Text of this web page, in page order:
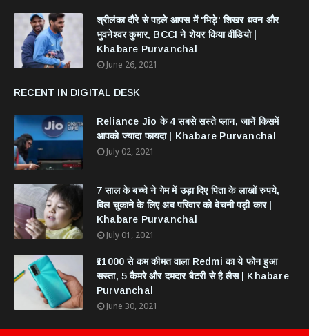
श्रीलंका दौरे से पहले आपस में 'भिड़े' शिखर धवन और
भुवनेश्वर कुमार, BCCI ने शेयर किया वीडियो |
Khabare Purvanchal
June 26, 2021
RECENT IN DIGITAL DESK
Reliance Jio के 4 सबसे सस्ते प्लान, जानें किसमें
आपको ज्यादा फायदा | Khabare Purvanchal
July 02, 2021
7 साल के बच्चे ने गेम में उड़ा दिए पिता के लाखों रुपये,
बिल चुकाने के लिए अब परिवार को बेचनी पड़ी कार |
Khabare Purvanchal
July 01, 2021
₹11000 से कम कीमत वाला Redmi का ये फोन हुआ
सस्ता, 5 कैमरे और दमदार बैटरी से है लैस | Khabare
Purvanchal
June 30, 2021